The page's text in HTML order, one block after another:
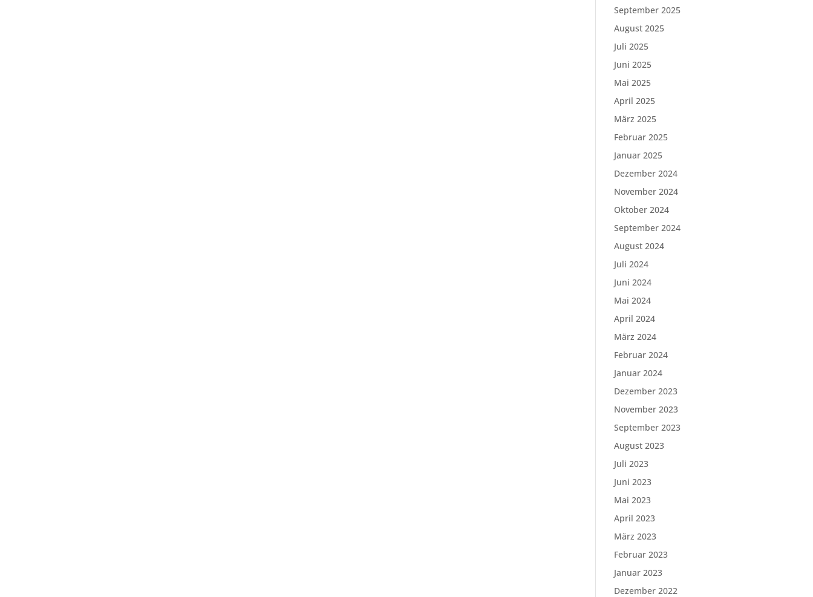
September 2025
August 2025
Juli 2025
Juni 2025
Mai 2025
April 2025
März 2025
Februar 2025
Januar 2025
Dezember 2024
November 2024
Oktober 2024
September 2024
August 2024
Juli 2024
Juni 2024
Mai 2024
April 2024
März 2024
Februar 2024
Januar 2024
Dezember 2023
November 2023
September 2023
August 2023
Juli 2023
Juni 2023
Mai 2023
April 2023
März 2023
Februar 2023
Januar 2023
Dezember 2022